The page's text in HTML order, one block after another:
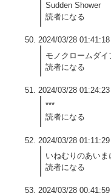
Sudden Shower
読者になる
2024/03/28 01:41:18
モノクロームダイ
読者になる
2024/03/28 01:24:23
***
読者になる
2024/03/28 01:11:29
いねむりのあいま
読者になる
2024/03/28 00:41:59